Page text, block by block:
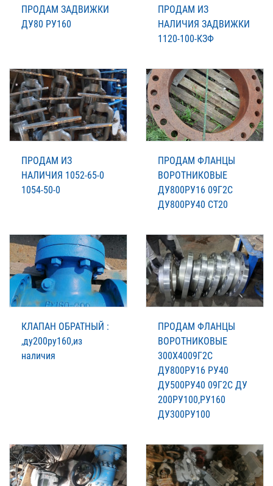
ПРОДАМ ЗАДВИЖКИ
ДУ80 РУ160
ПРОДАМ ИЗ
НАЛИЧИЯ ЗАДВИЖКИ
1120-100-КЗФ
ПРОДАМ ИЗ
НАЛИЧИЯ 1052-65-0
1054-50-0
ПРОДАМ ФЛАНЦЫ
ВОРОТНИКОВЫЕ
ДУ800РУ16 09Г2С
ДУ800РУ40 СТ20
КЛАПАН ОБРАТНЫЙ :
,ду200ру160,из
наличия
ПРОДАМ ФЛАНЦЫ
ВОРОТНИКОВЫЕ
300Х4009Г2С
ДУ800РУ16 РУ40
ДУ500РУ40 09Г2С ДУ
200РУ100,РУ160
ДУ300РУ100